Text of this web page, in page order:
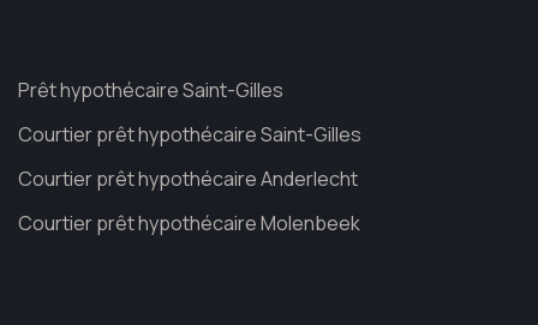
Prêt hypothécaire Saint-Gilles
Courtier prêt hypothécaire Saint-Gilles
Courtier prêt hypothécaire Anderlecht
Courtier prêt hypothécaire Molenbeek